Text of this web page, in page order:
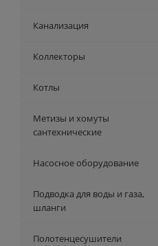
Канализация
Коллекторы
Котлы
Метизы и хомуты
сантехнические
Насосное оборудование
Подводка для воды и газа,
шланги
Полотенцесушители